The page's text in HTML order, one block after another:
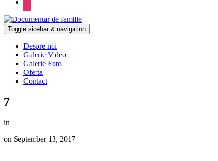
Toggle sidebar & navigation
Despre noi
Galerie Video
Galerie Foto
Oferta
Contact
7
in
on September 13, 2017